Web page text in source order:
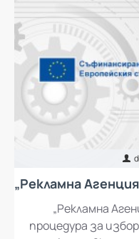
„Рекламна
процедура за